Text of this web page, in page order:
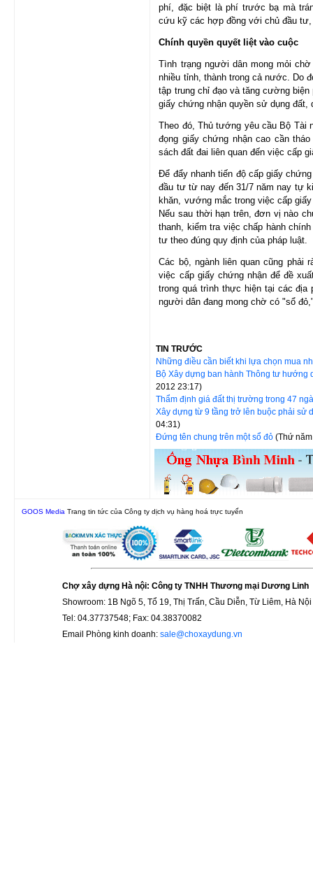
phí, đặc biệt là phí trước bạ mà
cứu kỹ các hợp đồng với chủ đầu
Chính quyền quyết liệt vào cuộc
Tình trạng người dân mong mỏi
nhiều tỉnh, thành trong cả nước. Do
tập trung chỉ đạo và tăng cường
giấy chứng nhận quyền sử dụng
Theo đó, Thủ tướng yêu cầu Bộ Tài
đọng giấy chứng nhận cao cần
sách đất đai liên quan đến việc cấp
Để đẩy nhanh tiến độ cấp giấy
đầu tư từ nay đến 31/7 năm nay tự
khăn, vướng mắc trong việc cấp
Nếu sau thời hạn trên, đơn vị nào
thanh, kiểm tra việc chấp hành
tư theo đúng quy định của pháp luật.
Các bộ, ngành liên quan cũng phải
việc cấp giấy chứng nhận để đề
trong quá trình thực hiện tại các
người dân đang mong chờ có "sổ
TIN TRƯỚC
Những điều cần biết khi lựa chọn mua
Bộ Xây dựng ban hành Thông tư
2012 23:17)
Thẩm định giá đất thị trường trong 47
Xây dựng từ 9 tầng trở lên buộc phải sử
04:31)
Đứng tên chung trên một sổ đỏ(Thứ
GOOS Media Trang tin tức của Công ty dịch vụ hàng hoá trực tuyến
Chợ xây dựng Hà nội: Công ty TNHH Thương mại Dương Linh
Showroom: 1B Ngõ 5, Tổ 19, Thị Trấn, Cầu Diễn, Từ Liêm, Hà Nội
Tel: 04.37737548; Fax: 04.38370082
Email Phòng kinh doanh: sale@choxaydung.vn